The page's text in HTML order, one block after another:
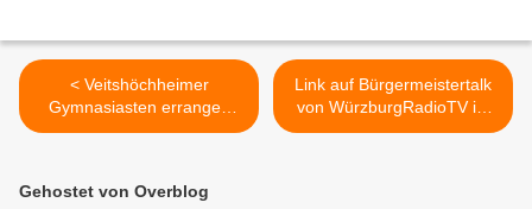
< Veitshöchheimer
Gymnasiasten errangen
einen der acht Landessiege
2020/2021 »Bewegte
Link auf Bürgermeistertalk
von WürzburgRadioTV im
Oktober >
Gehostet von Overblog